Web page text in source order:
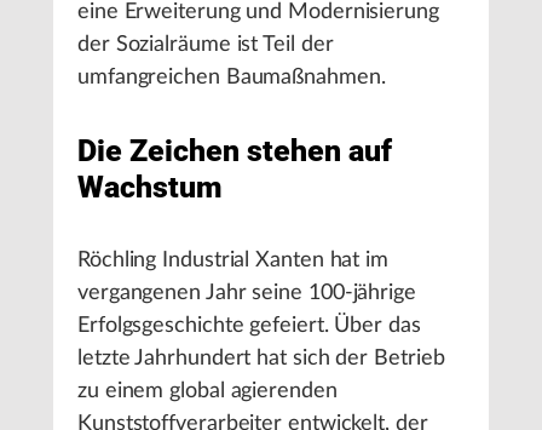
eine Erweiterung und Modernisierung
der Sozialräume ist Teil der
umfangreichen Baumaßnahmen.
Die Zeichen stehen auf
Wachstum
Röchling Industrial Xanten hat im
vergangenen Jahr seine 100-jährige
Erfolgsgeschichte gefeiert. Über das
letzte Jahrhundert hat sich der Betrieb
zu einem global agierenden
Kunststoffverarbeiter entwickelt, der